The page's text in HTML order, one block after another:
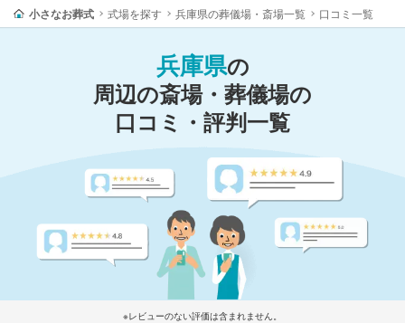
小さなお葬式 式場を探す 兵庫県の葬儀場・斎場一覧 口コミ一覧
兵庫県の
周辺の斎場・葬儀場の
口コミ・評判一覧
※レビューのない評価は含まれません。